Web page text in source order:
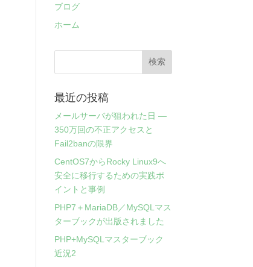
ブログ
ホーム
最近の投稿
メールサーバが狙われた日 ―
350万回の不正アクセスと
Fail2banの限界
CentOS7からRocky Linux9へ
安全に移行するための実践ポ
イントと事例
PHP7＋MariaDB／MySQLマス
ターブックが出版されました
PHP+MySQLマスターブック
近況2